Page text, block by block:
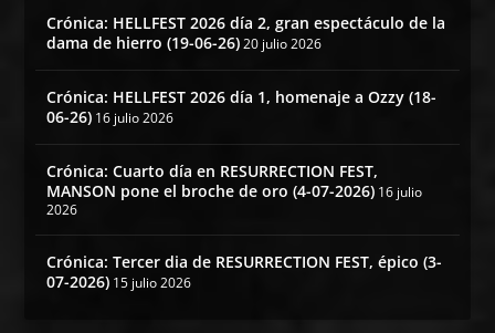
Crónica: HELLFEST 2026 día 2, gran espectáculo de la
dama de hierro (19-06-26) 20 julio 2026
Crónica: HELLFEST 2026 día 1, homenaje a Ozzy (18-
06-26) 16 julio 2026
Crónica: Cuarto día en RESURRECTION FEST,
MANSON pone el broche de oro (4-07-2026) 16 julio
2026
Crónica: Tercer dia de RESURRECTION FEST, épico (3-
07-2026) 15 julio 2026